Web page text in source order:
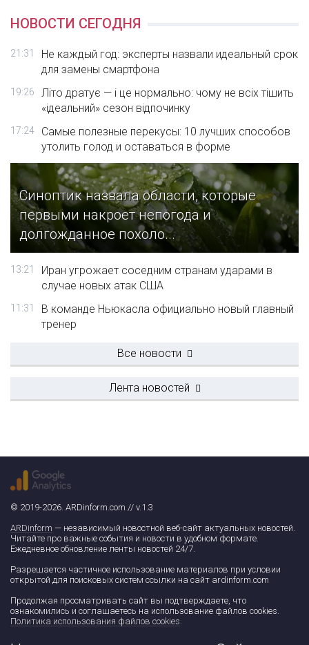
НОВОСТИ СЕГОДНЯ
21:31
Не каждый год: эксперты назвали идеальный срок
для замены смартфона
19:26
Літо дратує — і це нормально: чому не всіх тішить
«ідеальний» сезон відпочинку
17:24
Самые полезные перекусы: 10 лучших способов
утолить голод и оставаться в форме
Синоптик назвала области, которые
первыми накроет непогода и
долгожданное похоло...
13:21
Иран угрожает соседним странам ударами в
случае новых атак США
11:31
В команде Ньюкасла официально новый главный
тренер
Все новости
Лента новостей
© 2019-2026. ARDinform.com // v.1.3
ARDinform — независимый новостной веб-сайт актуальных новостей.
Читайте про важные события и новости в удобном формате.
Ежедневное обновление ленты новостей 24/7.
Разрешается частичное использование материалов при условии
открытой для поисковых систем ссылки на сайт ardinform.com
Продолжая просматривать сайт вы подтверждаете, что
ознакомились и соглашаетесь на использование файлов cookies.
Политика использования файлов cookies.